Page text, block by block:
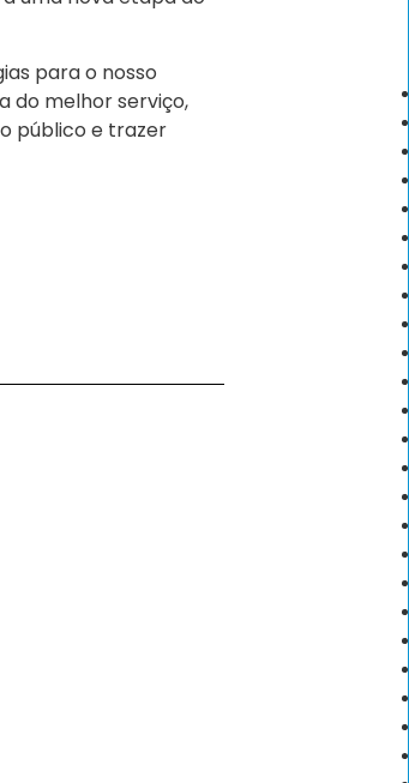
para o nosso
do melhor serviço,
público e trazer